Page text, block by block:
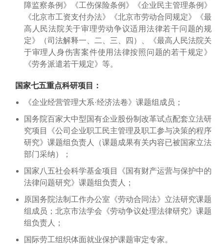
障监察条例》《工伤保险条例》《企业民主管理条例》
《北京市工资支付办法》《北京市劳动合同规定》《最
高人民法院关于审理劳动争议适用法律若干问题的规
定》（司法解释一、二、三、四）、《最高人民法院关
于审理人身伤害案件使用法律按照问题的若干规定》
《劳务派遣若干规定》等。
国家七五重点科研项目：
《企业经营管理大系·经济法卷》课题组成员；
国务院百家大中型国有企业股份制改革试点配套立法研
究项目《公司企业职工民主管理及职工参与决策的程序
研究》课题组负责人（课题成果有关内容已被国家立法
部门采纳）；
国家八五社会科学基金项目《国有财产运营与保护中的
法律问题研究》课题组负责人；
原国务院法制工作办公室《劳动合同法》立法研究课题
组成员；北京市法学会《劳动争议处理法律研究》课题
组负责人；
国际劳工组织体面就业保护课题审定专家。